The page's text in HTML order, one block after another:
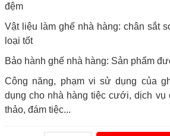
đệm
Vật liệu làm ghế nhà hàng: chân sắt
loại tốt
Bảo hành ghế nhà hàng: Sản phẩm
Công năng, phạm vi sử dụng của
dụng cho nhà hàng tiệc cưới, dịch vụ
thảo, đám tiệc...